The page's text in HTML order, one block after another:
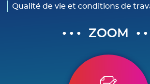
Qualité de vie et conditions de
ZOOM
INITIATIVES